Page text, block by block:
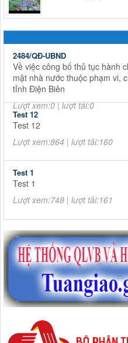
2484/QĐ-UBND
Về việc công bố thủ tục hành
mật nhà nước thuộc phạm vi,
tỉnh Điện Biên
Lượt xem:0 | lượt tải:0
Test 12
Test 12
Lượt xem:864 | lượt tải:160
Test 1
Test 1
Lượt xem:748 | lượt tải:161